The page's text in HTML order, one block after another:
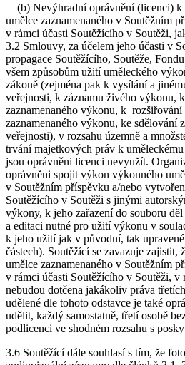
(b) Nevýhradní oprávnění (licenci)
umělce zaznamenaného v Soutěžním
v rámci účasti Soutěžícího v Soutěži,
3.2 Smlouvy, za účelem jeho účasti v
propagace Soutěžícího, Soutěže,
všem způsobům užití uměleckého
zákoně (zejména pak k vysílání a
veřejnosti, k záznamu živého výkonu,
zaznamenaného výkonu, k rozšiřování
zaznamenaného výkonu, ke sdělování
veřejnosti), v rozsahu územně a
trvání majetkových práv k
jsou oprávněni licenci nevyužít.
oprávněni spojit výkon výkonného
v Soutěžním příspěvku a/nebo
Soutěžícího v Soutěži s jinými
výkony, k jeho zařazení do souboru
a editaci nutné pro užití výkonu v
k jeho užití jak v původní, tak
částech). Soutěžící se zavazuje
umělce zaznamenaného v Soutěžním
v rámci účasti Soutěžícího v Soutěži, v
nebudou dotčena jakákoliv práva
udělené dle tohoto odstavce je také
udělit, každý samostatně, třetí osobě
podlicenci ve shodném rozsahu s
3.6 Soutěžící dále souhlasí s tím, že